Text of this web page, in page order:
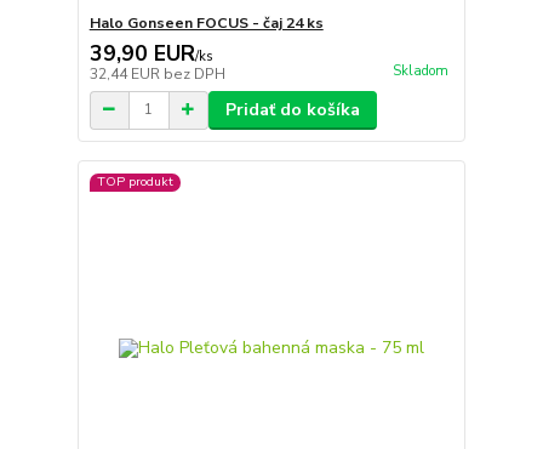
Halo Gonseen FOCUS - čaj 24 ks
39,90 EUR/ks
32,44 EUR bez DPH Skladom
Pridať do košíka
TOP produkt